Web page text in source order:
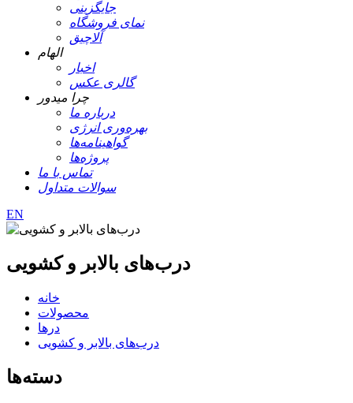
جایگزینی
نمای فروشگاه
آلاچیق
الهام
اخبار
گالری عکس
چرا میدور
درباره ما
بهره‌وری انرژی
گواهینامه‌ها
پروژه‌ها
تماس با ما
سوالات متداول
EN
درب‌های بالابر و کشویی
خانه
محصولات
درها
درب‌های بالابر و کشویی
دسته‌ها